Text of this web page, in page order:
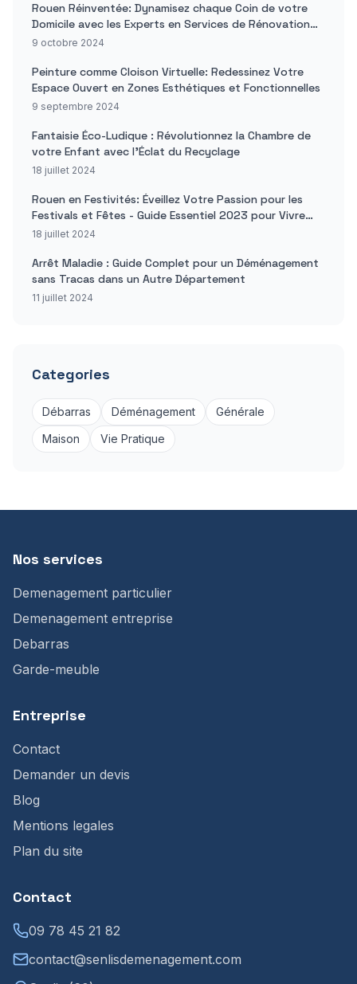
Rouen Réinventée: Dynamisez chaque Coin de votre
Domicile avec les Experts en Services de Rénovation
Domiciliaire
9 octobre 2024
Peinture comme Cloison Virtuelle: Redessinez Votre
Espace Ouvert en Zones Esthétiques et Fonctionnelles
9 septembre 2024
Fantaisie Éco-Ludique : Révolutionnez la Chambre de
votre Enfant avec l'Éclat du Recyclage
18 juillet 2024
Rouen en Festivités: Éveillez Votre Passion pour les
Festivals et Fêtes - Guide Essentiel 2023 pour Vivre
des Moments Inoubliables
18 juillet 2024
Arrêt Maladie : Guide Complet pour un Déménagement
sans Tracas dans un Autre Département
11 juillet 2024
Categories
Débarras Déménagement
Générale
Maison
Vie Pratique
Nos services
Demenagement particulier
Demenagement entreprise
Debarras
Garde-meuble
Entreprise
Contact
Demander un devis
Blog
Mentions legales
Plan du site
Contact
09 78 45 21 82
contact@senlisdemenagement.com